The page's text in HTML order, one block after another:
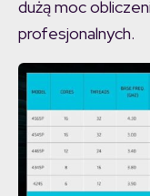
dużą moc
profesjonalnych.